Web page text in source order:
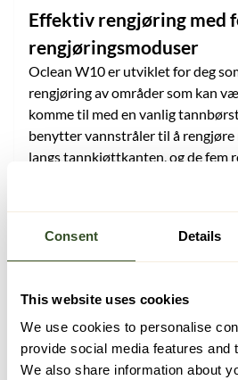
Consent Details
This website uses cookies
We use cookies to personalise
provide social media features and
We also share information about
Effektiv rengjøring med
rengjøringsmoduser
Oclean W10 er utviklet for deg
rengjøring av områder som kan
komme til med en vanlig
benytter vannstråler til å rengjøre
langs tannkjøttkanten, og de fem
gjør det enkelt å velge en
Som et supplement til
Lang batteritid og enkel
du ikke å lade vannflosseren ofte.
W10 til et godt valg både for